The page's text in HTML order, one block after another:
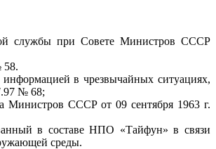
службы при Совете Министров СССР
58.
в чрезвычайных ситуациях,
№ 68;
Министров СССР от 09 сентября 1963 г.
в составе НПО «Тайфун» в связи
среды.